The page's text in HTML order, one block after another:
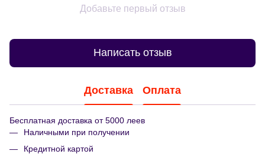
Добавьте первый отзыв
Написать отзыв
Доставка Оплата
Бесплатная доставка от 5000 леев
Наличными при получении
Кредитной картой